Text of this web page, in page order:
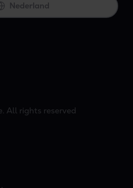
Nederland
All rights reserved